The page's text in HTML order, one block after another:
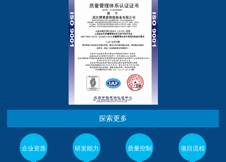
探索更多
企业资质 研发能力 质量控制 项目流程